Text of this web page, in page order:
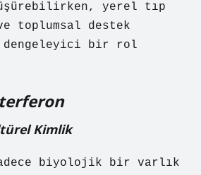
yerel tıp
toplumsal destek
dengeleyici bir rol
Kimlik
biyolojik bir varlık